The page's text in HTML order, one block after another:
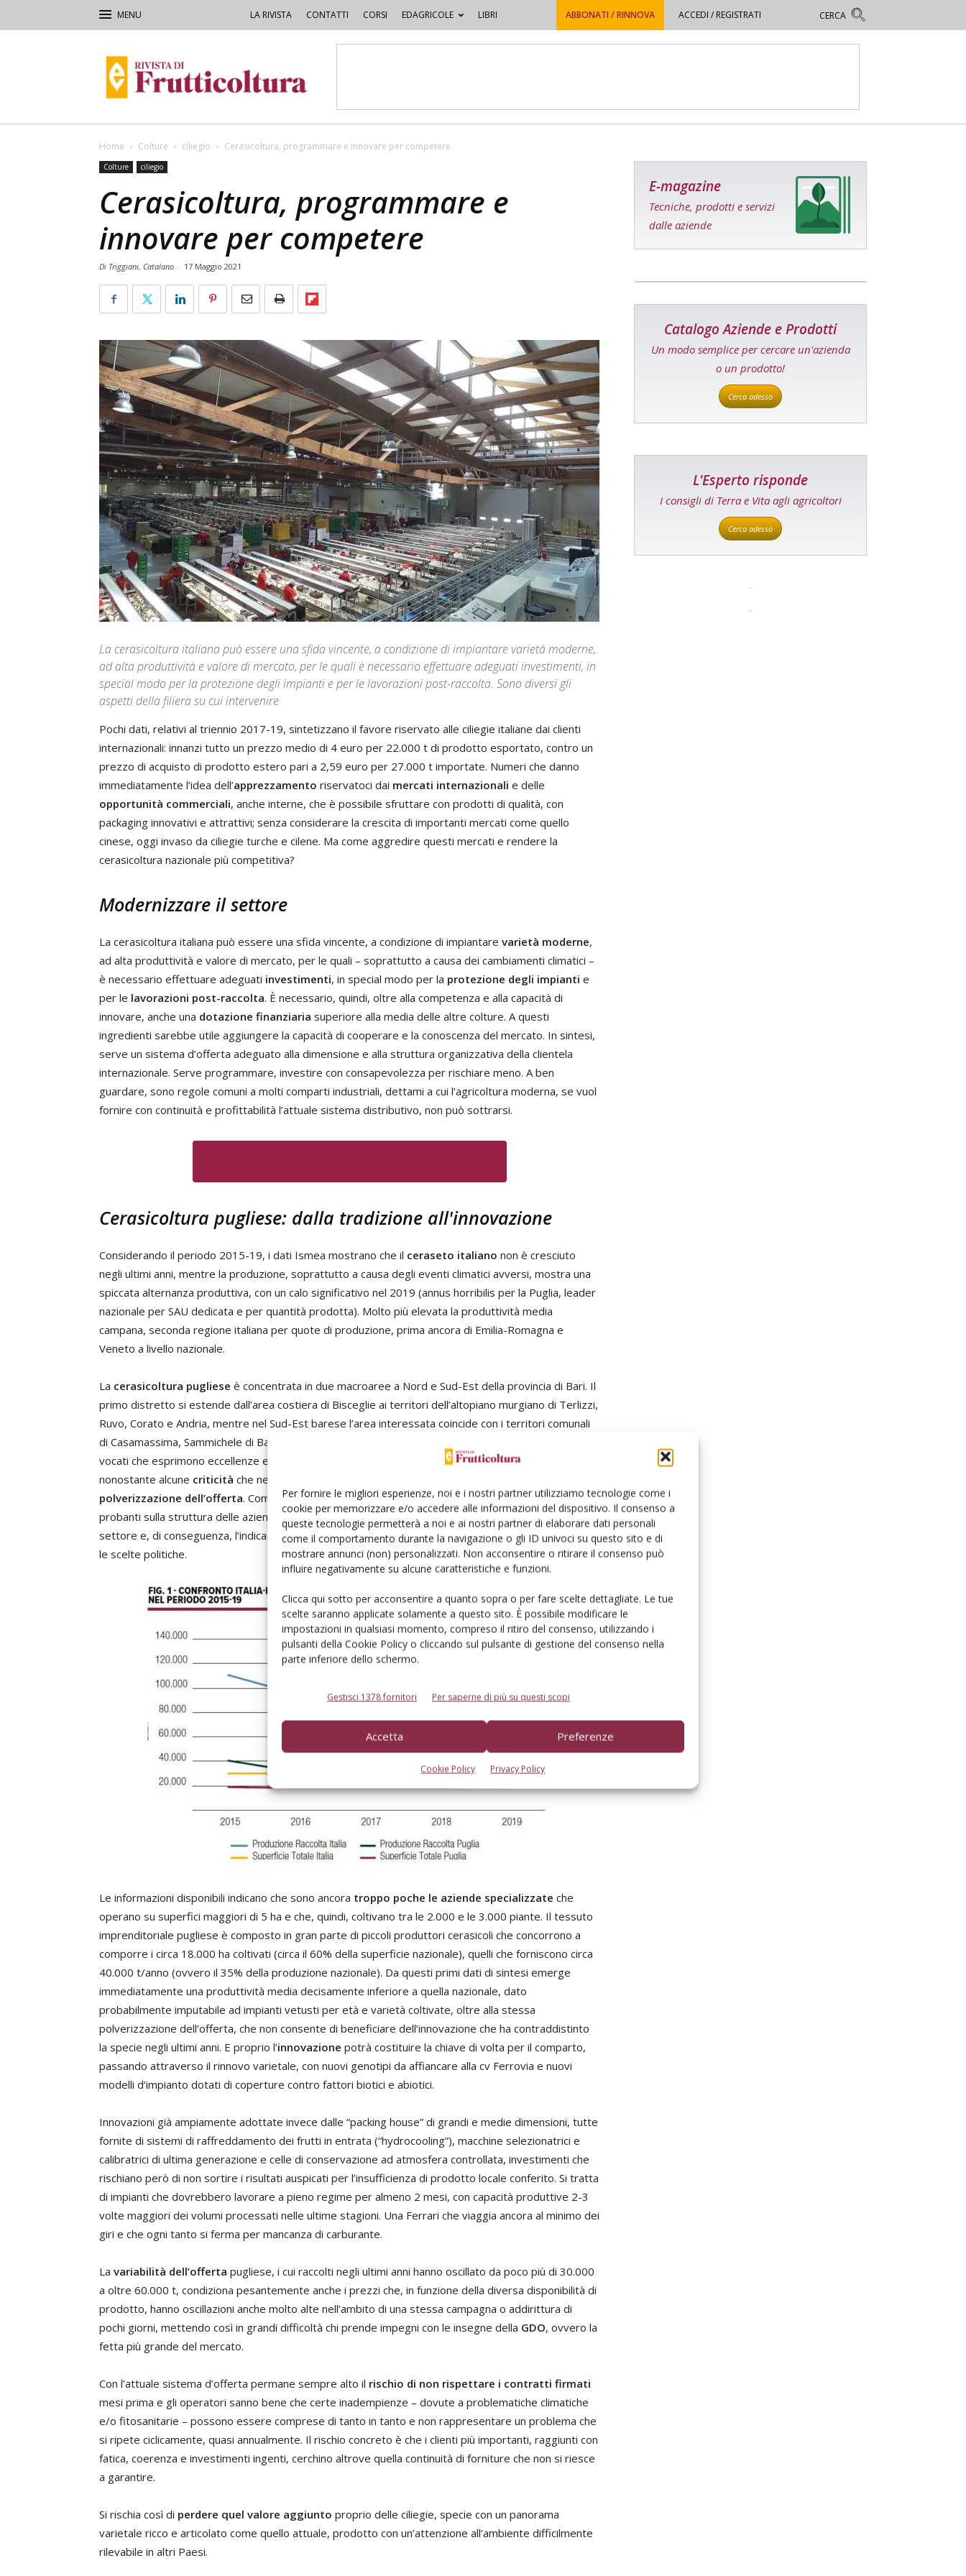
Per fornire le migliori esperienze, noi e i nostri partner utilizziamo tecnologie come i
cookie per memorizzare e/o accedere alle informazioni del dispositivo. Il consenso a
queste tecnologie permetterà a noi e ai nostri partner di elaborare dati personali
come il comportamento durante la navigazione o gli ID univoci su questo sito e di
mostrare annunci (non) personalizzati. Non acconsentire o ritirare il consenso può
influire negativamente su alcune caratteristiche e funzioni.
Clicca qui sotto per acconsentire a quanto sopra o per fare scelte dettagliate. Le tue
scelte saranno applicate solamente a questo sito. È possibile modificare le
impostazioni in qualsiasi momento, compreso il ritiro del consenso, utilizzando i
pulsanti della Cookie Policy o cliccando sul pulsante di gestione del consenso nella
parte inferiore dello schermo.
Gestisci 1378 fornitori Per saperne di più su questi scopi
Accetta Preferenze
Cookie Policy Privacy Policy
LA RIVISTA CONTATTI CORSI EDAGRICOLE LIBRI ABBONATI / RINNOVA ACCEDI / REGISTRATI
di
Frutticoltura
Home Colture ciliegio Cerasicoltura, programmare e innovare per competere
Colture ciliegio
Cerasicoltura, programmare e
innovare per competere
Di Triggiani, Catalano - 17 Maggio 2021
La cerasicoltura italiana può essere una sfida vincente, a condizione di impiantare varietà moderne,
ad alta produttività e valore di mercato, per le quali è necessario effettuare adeguati investimenti, in
special modo per la protezione degli impianti e per le lavorazioni post-raccolta. Sono diversi gli
aspetti della filiera su cui intervenire
Pochi dati, relativi al triennio 2017-19, sintetizzano il favore riservato alle ciliegie italiane dai clienti
internazionali: innanzi tutto un prezzo medio di 4 euro per 22.000 t di prodotto esportato, contro un
prezzo di acquisto di prodotto estero pari a 2,59 euro per 27.000 t importate. Numeri che danno
immediatamente l’idea dell’apprezzamento riservatoci dai mercati internazionali e delle
opportunità commerciali, anche interne, che è possibile sfruttare con prodotti di qualità, con
packaging innovativi e attrattivi; senza considerare la crescita di importanti mercati come quello
cinese, oggi invaso da ciliegie turche e cilene. Ma come aggredire questi mercati e rendere la
cerasicoltura nazionale più competitiva?
Modernizzare il settore
La cerasicoltura italiana può essere una sfida vincente, a condizione di impiantare varietà moderne,
ad alta produttività e valore di mercato, per le quali – soprattutto a causa dei cambiamenti climatici –
è necessario effettuare adeguati investimenti, in special modo per la protezione degli impianti e
per le lavorazioni post-raccolta. È necessario, quindi, oltre alla competenza e alla capacità di
innovare, anche una dotazione finanziaria superiore alla media delle altre colture. A questi
ingredienti sarebbe utile aggiungere la capacità di cooperare e la conoscenza del mercato. In sintesi,
serve un sistema d’offerta adeguato alla dimensione e alla struttura organizzativa della clientela
internazionale. Serve programmare, investire con consapevolezza per rischiare meno. A ben
guardare, sono regole comuni a molti comparti industriali, dettami a cui l’agricoltura moderna, se vuol
fornire con continuità e profittabilità l’attuale sistema distributivo, non può sottrarsi.
Cerasicoltura pugliese: dalla tradizione all'innovazione
Considerando il periodo 2015-19, i dati Ismea mostrano che il ceraseto italiano non è cresciuto
negli ultimi anni, mentre la produzione, soprattutto a causa degli eventi climatici avversi, mostra una
spiccata alternanza produttiva, con un calo significativo nel 2019 (annus horribilis per la Puglia, leader
nazionale per SAU dedicata e per quantità prodotta). Molto più elevata la produttività media
campana, seconda regione italiana per quote di produzione, prima ancora di Emilia-Romagna e
Veneto a livello nazionale.
La cerasicoltura pugliese è concentrata in due macroaree a Nord e Sud-Est della provincia di Bari. Il
primo distretto si estende dall’area costiera di Bisceglie ai territori dell’altopiano murgiano di Terlizzi,
Ruvo, Corato e Andria, mentre nel Sud-Est barese l’area interessata coincide con i territori comunali
di Casamassima, Sammichele di Bari, Turi, Rutigliano, Conversano e Castellana Grotte. Vasti territori
vocati che esprimono eccellenze e capacità produttiva importanti anche in questo comparto,
nonostante alcune criticità che ne frenano lo sviluppo, come la
polverizzazione dell’offerta. Come per altri comparti produttivi agricoli, mancano purtroppo dati
probanti sulla struttura delle aziende cerasicole, lacuna che rende difficile un’analisi approfondita del
settore e, di conseguenza, l’indicazione di linee di sviluppo chiare, in grado di orientare con precisione
le scelte politiche.
Le informazioni disponibili indicano che sono ancora troppo poche le aziende specializzate che
operano su superfici maggiori di 5 ha e che, quindi, coltivano tra le 2.000 e le 3.000 piante. Il tessuto
imprenditoriale pugliese è composto in gran parte di piccoli produttori cerasicoli che concorrono a
comporre i circa 18.000 ha coltivati (circa il 60% della superficie nazionale), quelli che forniscono circa
40.000 t/anno (ovvero il 35% della produzione nazionale). Da questi primi dati di sintesi emerge
immediatamente una produttività media decisamente inferiore a quella nazionale, dato
probabilmente imputabile ad impianti vetusti per età e varietà coltivate, oltre alla stessa
polverizzazione dell’offerta, che non consente di beneficiare dell’innovazione che ha contraddistinto
la specie negli ultimi anni. E proprio l’innovazione potrà costituire la chiave di volta per il comparto,
passando attraverso il rinnovo varietale, con nuovi genotipi da affiancare alla cv Ferrovia e nuovi
modelli d’impianto dotati di coperture contro fattori biotici e abiotici.
Innovazioni già ampiamente adottate invece dalle “packing house” di grandi e medie dimensioni, tutte
fornite di sistemi di raffreddamento dei frutti in entrata (“hydrocooling”), macchine selezionatrici e
calibratrici di ultima generazione e celle di conservazione ad atmosfera controllata, investimenti che
rischiano però di non sortire i risultati auspicati per l’insufficienza di prodotto locale conferito. Si tratta
di impianti che dovrebbero lavorare a pieno regime per almeno 2 mesi, con capacità produttive 2-3
volte maggiori dei volumi processati nelle ultime stagioni. Una Ferrari che viaggia ancora al minimo dei
giri e che ogni tanto si ferma per mancanza di carburante.
La variabilità dell’offerta pugliese, i cui raccolti negli ultimi anni hanno oscillato da poco più di 30.000
a oltre 60.000 t, condiziona pesantemente anche i prezzi che, in funzione della diversa disponibilità di
prodotto, hanno oscillazioni anche molto alte nell’ambito di una stessa campagna o addirittura di
pochi giorni, mettendo così in grandi difficoltà chi prende impegni con le insegne della GDO, ovvero la
fetta più grande del mercato.
Con l’attuale sistema d’offerta permane sempre alto il rischio di non rispettare i contratti firmati
mesi prima e gli operatori sanno bene che certe inadempienze – dovute a problematiche climatiche
e/o fitosanitarie – possono essere comprese di tanto in tanto e non rappresentare un problema che
si ripete ciclicamente, quasi annualmente. Il rischio concreto è che i clienti più importanti, raggiunti con
fatica, coerenza e investimenti ingenti, cerchino altrove quella continuità di forniture che non si riesce
a garantire.
Si rischia così di perdere quel valore aggiunto proprio delle ciliegie, specie con un panorama
varietale ricco e articolato come quello attuale, prodotto con un’attenzione all’ambiente difficilmente
rilevabile in altri Paesi.
E-magazine
Tecniche, prodotti e servizi
dalle aziende
Catalogo Aziende e Prodotti
Un modo semplice per cercare un'azienda
o un prodotto!
Cerca adesso
L'Esperto risponde
I consigli di Terra e Vita agli agricoltori
Cerca adesso